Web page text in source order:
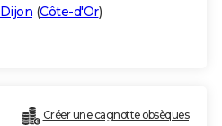
Dijon (Côte-d'Or)
Créer une cagnotte obsèques